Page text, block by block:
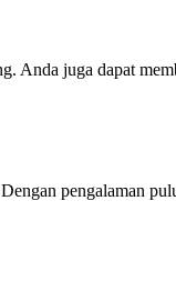
Anda juga dapat
pengalaman